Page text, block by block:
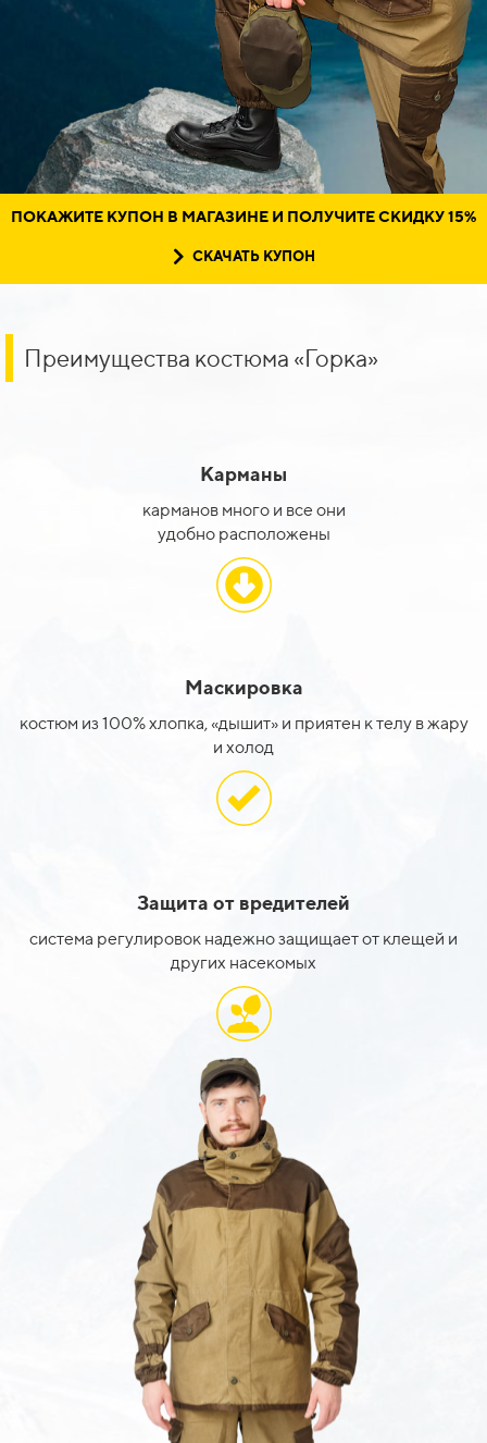
ПОКАЖИТЕ КУПОН В МАГАЗИНЕ И ПОЛУЧИТЕСКИДКУ 15%
СКАЧАТЬ КУПОН
Преимущества костюма «Горка»
Карманы
карманов много и все они
удобно расположены
Маскировка
костюм из 100% хлопка, «дышит» и приятен к телу в жару
и холод
Защита от вредителей
система регулировок надежно защищает от клещей и
других насекомых